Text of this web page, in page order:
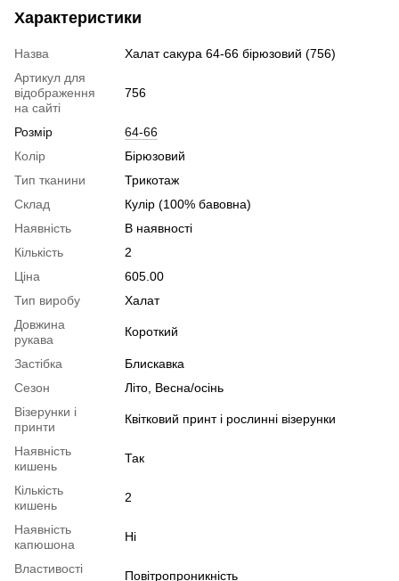
Характеристики
Назва
Халат сакура 64-66 бірюзовий (756)
Артикул для
відображення
на сайті
756
Розмір
64-66
Колір
Бірюзовий
Тип тканини
Трикотаж
Склад
Кулір (100% бавовна)
Наявність
В наявності
Кількість
2
Ціна
605.00
Тип виробу
Халат
Довжина
рукава
Короткий
Застібка
Блискавка
Сезон
Літо, Весна/осінь
Візерунки і
принти
Квітковий принт і рослинні візерунки
Наявність
кишень
Так
Кількість
кишень
2
Наявність
капюшона
Ні
Властивості
Повітропроникність